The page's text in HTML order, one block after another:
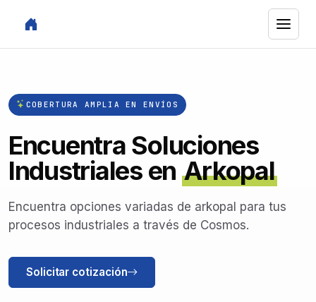
COBERTURA AMPLIA EN ENVÍOS
Encuentra Soluciones
Industriales en Arkopal
Encuentra opciones variadas de arkopal para tus
procesos industriales a través de Cosmos.
Solicitar cotización